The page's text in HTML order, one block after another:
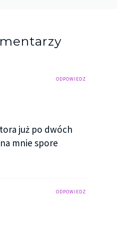
ODPOWIEDZ
już po dwóch
mnie spore
ODPOWIEDZ